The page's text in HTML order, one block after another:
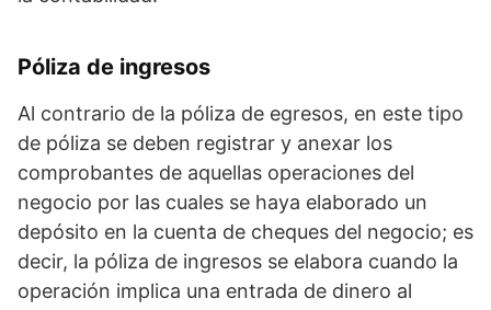
Póliza de ingresos
Al contrario de la póliza de egresos, en este tipo
de póliza se deben registrar y anexar los
comprobantes de aquellas operaciones del
negocio por las cuales se haya elaborado un
depósito en la cuenta de cheques del negocio; es
decir, la póliza de ingresos se elabora cuando la
operación implica una entrada de dinero al